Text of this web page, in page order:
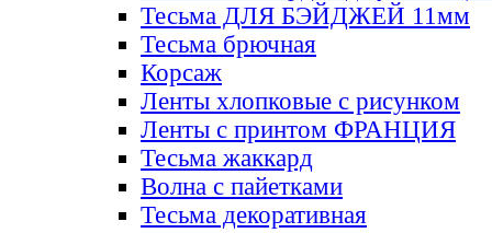
Тесьма ДЛЯ БЭЙДЖЕЙ 11мм
Тесьма брючная
Корсаж
Ленты хлопковые с рисунком
Ленты с принтом ФРАНЦИЯ
Тесьма жаккард
Волна с пайетками
Тесьма декоративная